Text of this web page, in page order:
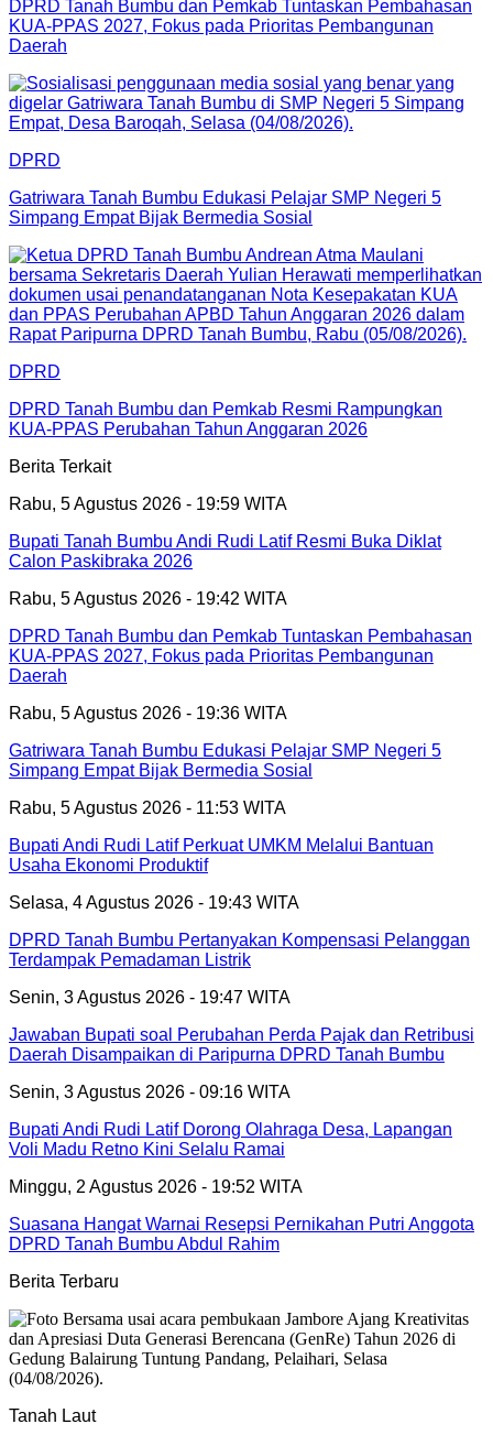
DPRD Tanah Bumbu dan Pemkab Tuntaskan Pembahasan
KUA-PPAS 2027, Fokus pada Prioritas Pembangunan
Daerah
DPRD
Gatriwara Tanah Bumbu Edukasi Pelajar SMP Negeri 5
Simpang Empat Bijak Bermedia Sosial
DPRD
DPRD Tanah Bumbu dan Pemkab Resmi Rampungkan
KUA-PPAS Perubahan Tahun Anggaran 2026
Berita Terkait
Rabu, 5 Agustus 2026 - 19:59 WITA
Bupati Tanah Bumbu Andi Rudi Latif Resmi Buka Diklat
Calon Paskibraka 2026
Rabu, 5 Agustus 2026 - 19:42 WITA
DPRD Tanah Bumbu dan Pemkab Tuntaskan Pembahasan
KUA-PPAS 2027, Fokus pada Prioritas Pembangunan
Daerah
Rabu, 5 Agustus 2026 - 19:36 WITA
Gatriwara Tanah Bumbu Edukasi Pelajar SMP Negeri 5
Simpang Empat Bijak Bermedia Sosial
Rabu, 5 Agustus 2026 - 11:53 WITA
Bupati Andi Rudi Latif Perkuat UMKM Melalui Bantuan
Usaha Ekonomi Produktif
Selasa, 4 Agustus 2026 - 19:43 WITA
DPRD Tanah Bumbu Pertanyakan Kompensasi Pelanggan
Terdampak Pemadaman Listrik
Senin, 3 Agustus 2026 - 19:47 WITA
Jawaban Bupati soal Perubahan Perda Pajak dan Retribusi
Daerah Disampaikan di Paripurna DPRD Tanah Bumbu
Senin, 3 Agustus 2026 - 09:16 WITA
Bupati Andi Rudi Latif Dorong Olahraga Desa, Lapangan
Voli Madu Retno Kini Selalu Ramai
Minggu, 2 Agustus 2026 - 19:52 WITA
Suasana Hangat Warnai Resepsi Pernikahan Putri Anggota
DPRD Tanah Bumbu Abdul Rahim
Berita Terbaru
Tanah Laut